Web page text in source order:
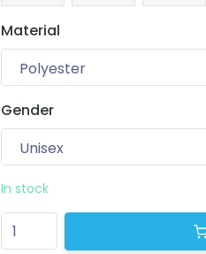
Material
Gender
In stock
Your wishlist